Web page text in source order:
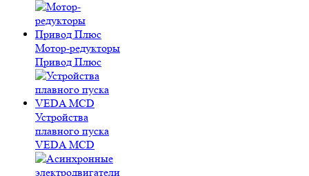
Мотор-редукторы
Привод Плюс
Устройства
плавного пуска
VEDA MCD